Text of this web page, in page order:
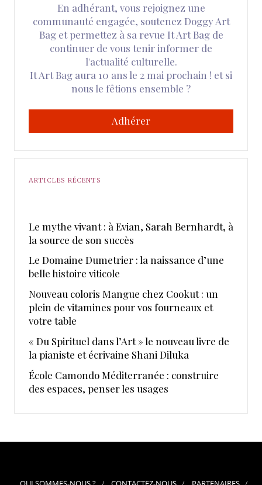
En adhérant, vous rejoignez une
communauté engagée, soutenez Doggy Art
Bag et permettez à sa revue It Art Bag de
continuer de vous tenir informer de
l'actualité culturelle.
It Art Bag aura 10 ans le 2 mai prochain ! et si
nous le fêtions ensemble ?
Adhérer
ARTICLES RÉCENTS
Le mythe vivant : à Evian, Sarah Bernhardt, à
la source de son succès
Le Domaine Dumetrier : la naissance d’une
belle histoire viticole
Nouveau coloris Mangue chez Cookut : un
plein de vitamines pour vos fourneaux et
votre table
« Du Spirituel dans l’Art » le nouveau livre de
la pianiste et écrivaine Shani Diluka
École Camondo Méditerranée : construire
des espaces, penser les usages